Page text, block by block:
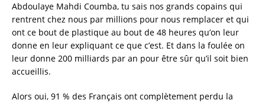
Abdoulaye Mahdi Coumba, tu sais nos grands copains qui
rentrent chez nous par millions pour nous remplacer et qui
ont ce bout de plastique au bout de 48 heures qu’on leur
donne en leur expliquant ce que c’est. Et dans la foulée on
leur donne 200 milliards par an pour être sûr qu’il soit bien
accueillis.
Alors oui, 91 % des Français ont complètement perdu la